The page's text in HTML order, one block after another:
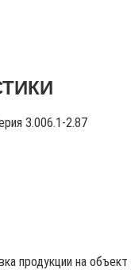
3.006.1-2.87
продукции на